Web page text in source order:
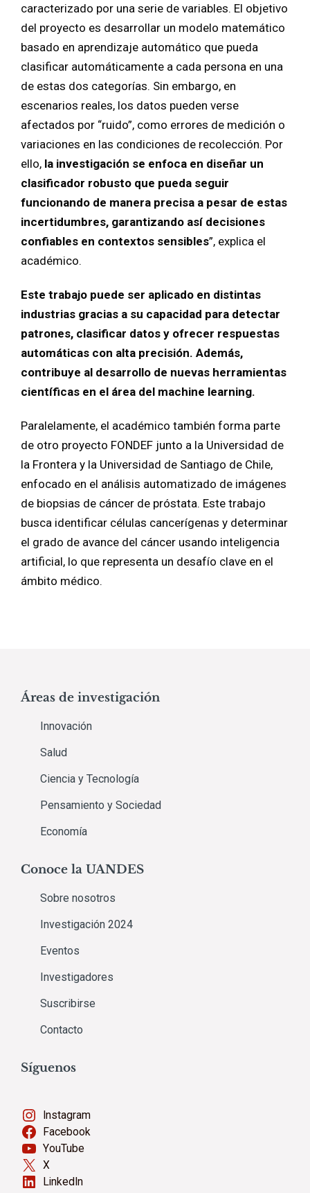
caracterizado por una serie de variables. El objetivo
del proyecto es desarrollar un modelo matemático
basado en aprendizaje automático que pueda
clasificar automáticamente a cada persona en una
de estas dos categorías. Sin embargo, en
escenarios reales, los datos pueden verse
afectados por “ruido”, como errores de medición o
variaciones en las condiciones de recolección. Por
ello, la investigación se enfoca en diseñar un
clasificador robusto que pueda seguir
funcionando de manera precisa a pesar de estas
incertidumbres, garantizando así decisiones
confiables en contextos sensibles”, explica el
académico.
Este trabajo puede ser aplicado en distintas
industrias gracias a su capacidad para detectar
patrones, clasificar datos y ofrecer respuestas
automáticas con alta precisión. Además,
contribuye al desarrollo de nuevas herramientas
científicas en el área del machine learning.
Paralelamente, el académico también forma parte
de otro proyecto FONDEF junto a la Universidad de
la Frontera y la Universidad de Santiago de Chile,
enfocado en el análisis automatizado de imágenes
de biopsias de cáncer de próstata. Este trabajo
busca identificar células cancerígenas y determinar
el grado de avance del cáncer usando inteligencia
artificial, lo que representa un desafío clave en el
ámbito médico.
Áreas de investigación
Innovación
Salud
Ciencia y Tecnología
Pensamiento y Sociedad
Economía
Conoce la UANDES
Sobre nosotros
Investigación 2024
Eventos
Investigadores
Suscribirse
Contacto
Síguenos
Instagram
Facebook
YouTube
X
LinkedIn